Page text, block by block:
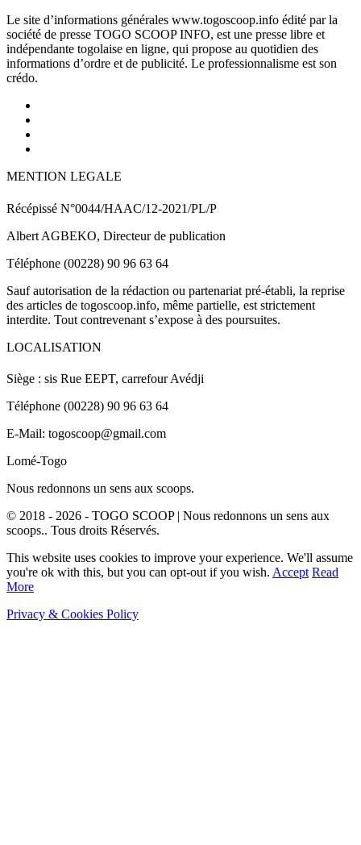
Le site d’informations générales www.togoscoop.info édité par la
société de presse TOGO SCOOP INFO, est une presse libre et
indépendante togolaise en ligne, qui propose au quotidien des
informations d’ordre et de publicité. Le professionnalisme est son
crédo.
MENTION LEGALE
Récépissé N°0044/HAAC/12-2021/PL/P
Albert AGBEKO, Directeur de publication
Téléphone (00228) 90 96 63 64
Sauf autorisation de la rédaction ou partenariat pré-établi, la reprise
des articles de togoscoop.info, même partielle, est strictement
interdite. Tout contrevenant s’expose à des poursuites.
LOCALISATION
Siège : sis Rue EEPT, carrefour Avédji
Téléphone (00228) 90 96 63 64
E-Mail: togoscoop@gmail.com
Lomé-Togo
Nous redonnons un sens aux scoops.
© 2018 - 2026 - TOGO SCOOP | Nous redonnons un sens aux
scoops.. Tous droits Réservés.
This website uses cookies to improve your experience. We'll assume
you're ok with this, but you can opt-out if you wish. Accept Read
More
Privacy & Cookies Policy